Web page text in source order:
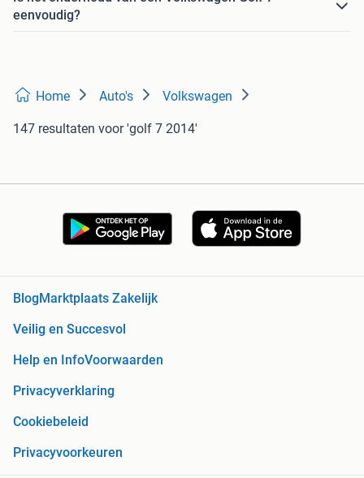
eenvoudig?
Home Auto's Volkswagen
147 resultaten voor 'golf 7 2014'
Blog Marktplaats Zakelijk
Veilig en Succesvol
Help en InfoVoorwaarden
Privacyverklaring
Cookiebeleid
Privacyvoorkeuren